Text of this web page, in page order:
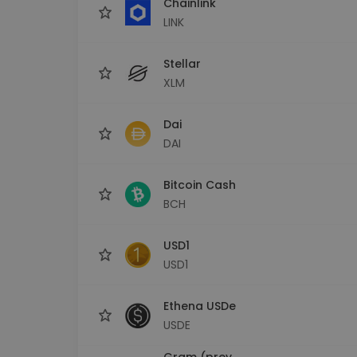
LINK
Stellar
XLM
Dai
DAI
Bitcoin Cash
BCH
USD1
USD1
Ethena USDe
USDE